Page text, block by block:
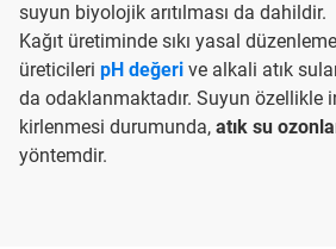
suyun biyolojik arıtılması da dahildir.
Kağıt üretiminde sıkı yasal
üreticileri pH değeri ve alkali atık
da odaklanmaktadır. Suyun özellikle
kirlenmesi durumunda, atık su
yöntemdir.